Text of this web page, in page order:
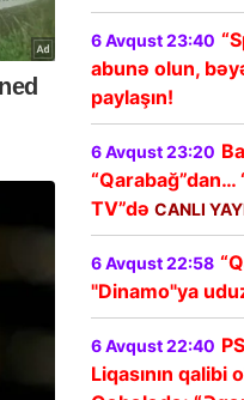
6 Avqust 23:40
abunə olun,
paylaşın!
6 Avqust 23:20
“Qarabağ”dan…
TV”də CANLI
6 Avqust 22:58
"Dinamo"ya
6 Avqust 22:40
Liqasının qalibi